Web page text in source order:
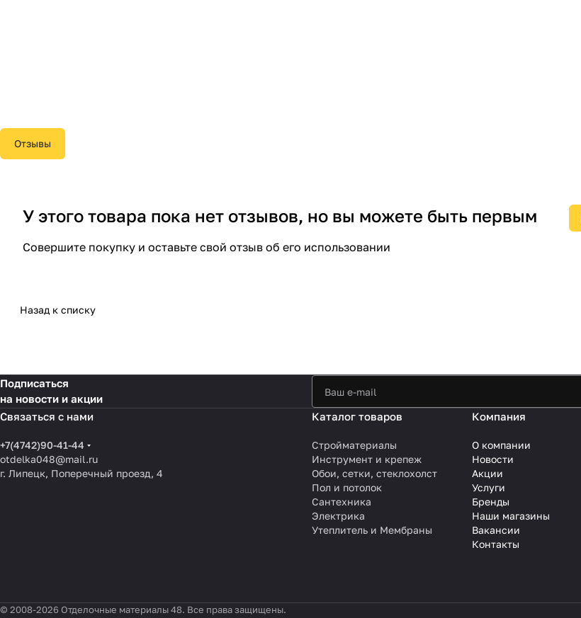
Отзывы
У этого товара пока нет отзывов, но вы можете быть первым
Совершите покупку и оставьте свой отзыв об его использовании
Назад к списку
Подписаться
на новости и акции
Связаться с нами
+7(4742)90-41-44
otdelka048@mail.ru
г. Липецк, Поперечный проезд, 4
Каталог товаров
Стройматериалы
Инструмент и крепеж
Обои, сетки, стеклохолст
Пол и потолок
Сантехника
Электрика
Утеплитель и Мембраны
Компания
О компании
Новости
Акции
Услуги
Бренды
Наши магазины
Вакансии
Контакты
© 2008-2026 Отделочные материалы 48. Все права защищены.